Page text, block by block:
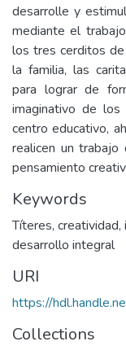
desarrolle y
mediante el
los tres cerditos de
la familia, las
para lograr de
imaginativo de
centro educativo,
realicen un trabajo
pensamiento
Keywords
Títeres, creatividad,
desarrollo integral
URI
https://
Collections